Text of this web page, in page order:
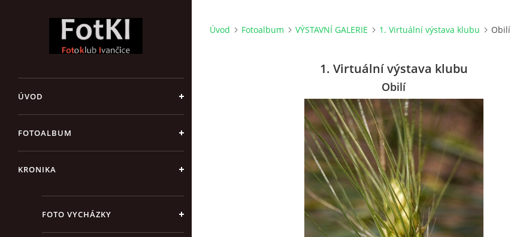
ÚVOD
FOTOALBUM
KRONIKA
FOTO VYCHÁZKY
Úvod Fotoalbum VÝSTAVNÍ GALERIE 1. Virtuální výstava klubu Obilí
1. Virtuální výstava klubu
Obilí